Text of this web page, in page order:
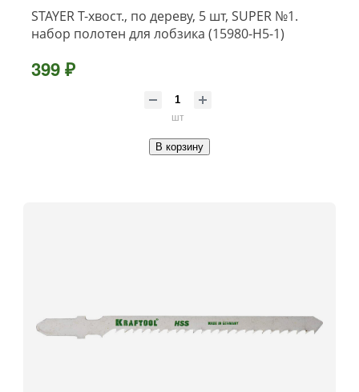
STAYER T-хвост., по дереву, 5 шт, SUPER №1.
набор полотен для лобзика (15980-H5-1)
399 ₽
шт
В корзину